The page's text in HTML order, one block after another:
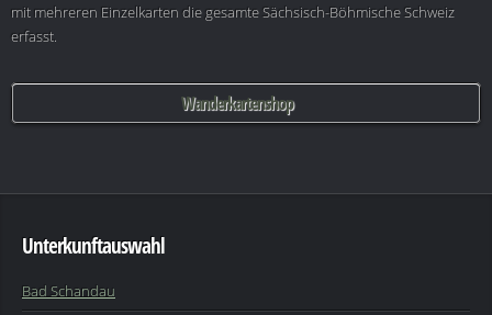
mit mehreren Einzelkarten die gesamte Sächsisch-Böhmische Schweiz
erfasst.
Wanderkartenshop
Unterkunftauswahl
Bad Schandau